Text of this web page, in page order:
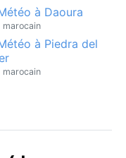
à Daoura
marocain
à Piedra del
marocain